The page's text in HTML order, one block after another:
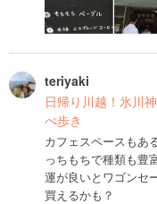
teriyaki
日帰り川越！氷川
べ歩き
カフェスペースもあ
っちもちで種類も豊
運が良いとワゴンセ
買えるかも？